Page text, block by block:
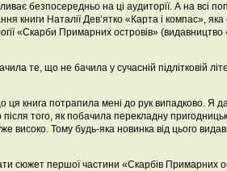
безпосередньо на ці аудиторії. А на всі
книги Наталії Дев’ятко «Карта і компас»,
«Скарби Примарних островів»
те, що не бачила у сучасній підлітковій
ця книга потрапила мені до рук випадково. Я
того, як побачила перекладну
високо. Тому будь-яка новинка від цього
сюжет першої частини «Скарбів Примарних